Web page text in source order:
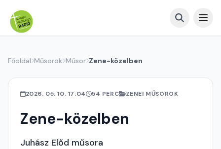
Főoldal Műsorok Műsor Zene-közelben
2026. 05. 10. 17:04 54 PERC ZENEI MŰSOROK
Zene-közelben
Juhász Előd műsora